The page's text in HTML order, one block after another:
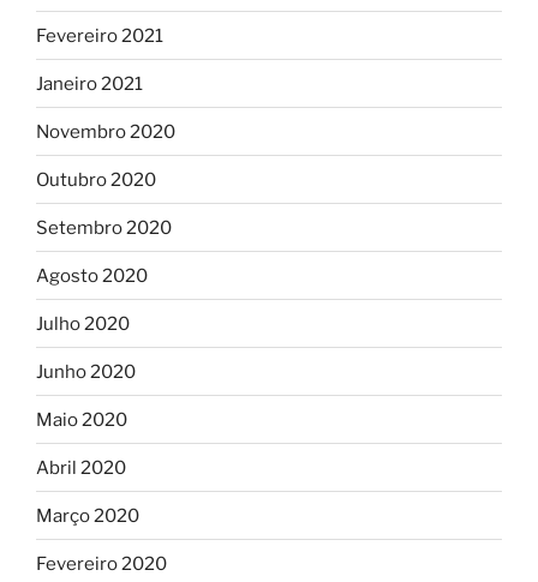
Fevereiro 2021
Janeiro 2021
Novembro 2020
Outubro 2020
Setembro 2020
Agosto 2020
Julho 2020
Junho 2020
Maio 2020
Abril 2020
Março 2020
Fevereiro 2020